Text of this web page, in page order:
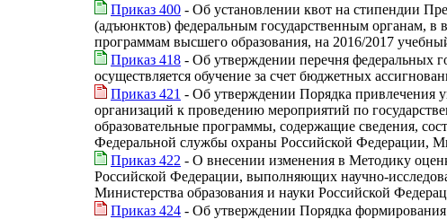
Приказ 400 - Об установлении квот на стипендии
(адъюнктов) федеральным государственным органам, в
программам высшего образования, на 2016/2017
Приказ 418 - Об утверждении перечня федеральных
осуществляется обучение за счет бюджетных
Приказ 421 - Об утверждении Порядка привлечения
организаций к проведению мероприятий по
образовательные программы, содержащие сведения,
Федеральной службы охраны Российской Федерации,
Приказ 422 - О внесении изменения в Методику
Российской Федерации, выполняющих научно-
Министерства образования и науки Российской
Приказ 424 - Об утверждении Порядка